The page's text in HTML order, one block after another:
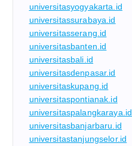
universitasyogyakarta.id
universitassurabaya.id
universitasserang.id
universitasbanten.id
universitasbali.id
universitasdenpasar.id
universitaskupang.id
universitaspontianak.id
universitaspalangkaraya.id
universitasbanjarbaru.id
universitastanjungselor.id